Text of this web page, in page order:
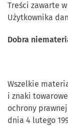
Treści zawarte
Użytkownika
Dobra
Wszelkie
i znaki
ochrony
dnia 4 lutego